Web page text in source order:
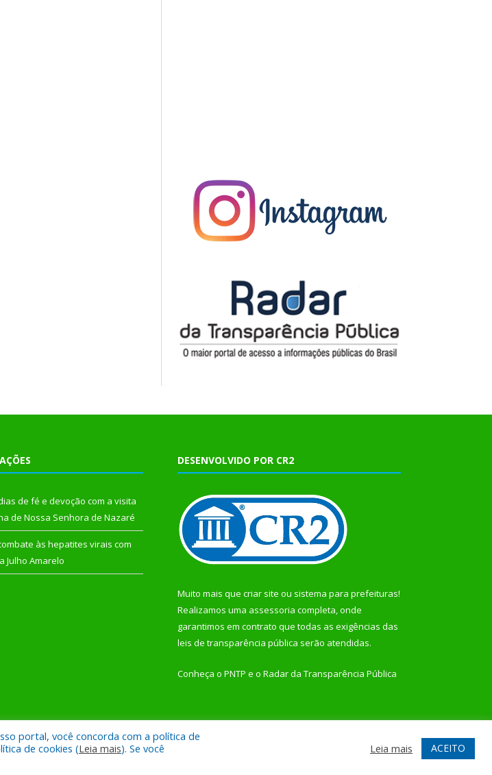
de fé e devoção com a visita
de Nossa Senhora de Nazaré
às hepatites virais com
Julho Amarelo
DESENVOLVIDO POR CR2
Muito mais que criar site ou sistema para prefeituras!
Realizamos uma assessoria completa, onde
garantimos em contrato que todas as exigências das
leis de transparência pública serão atendidas.
Conheça o PNTP e o Radar da Transparência Pública
Mapa do Site Acessar Webmail
portal, você concorda com a política de
de cookies (Leia mais). Se você
Leia mais ACEITO